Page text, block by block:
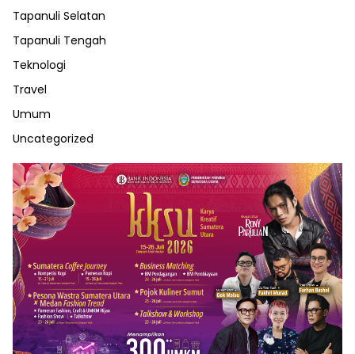
Tapanuli Selatan
Tapanuli Tengah
Teknologi
Travel
Umum
Uncategorized